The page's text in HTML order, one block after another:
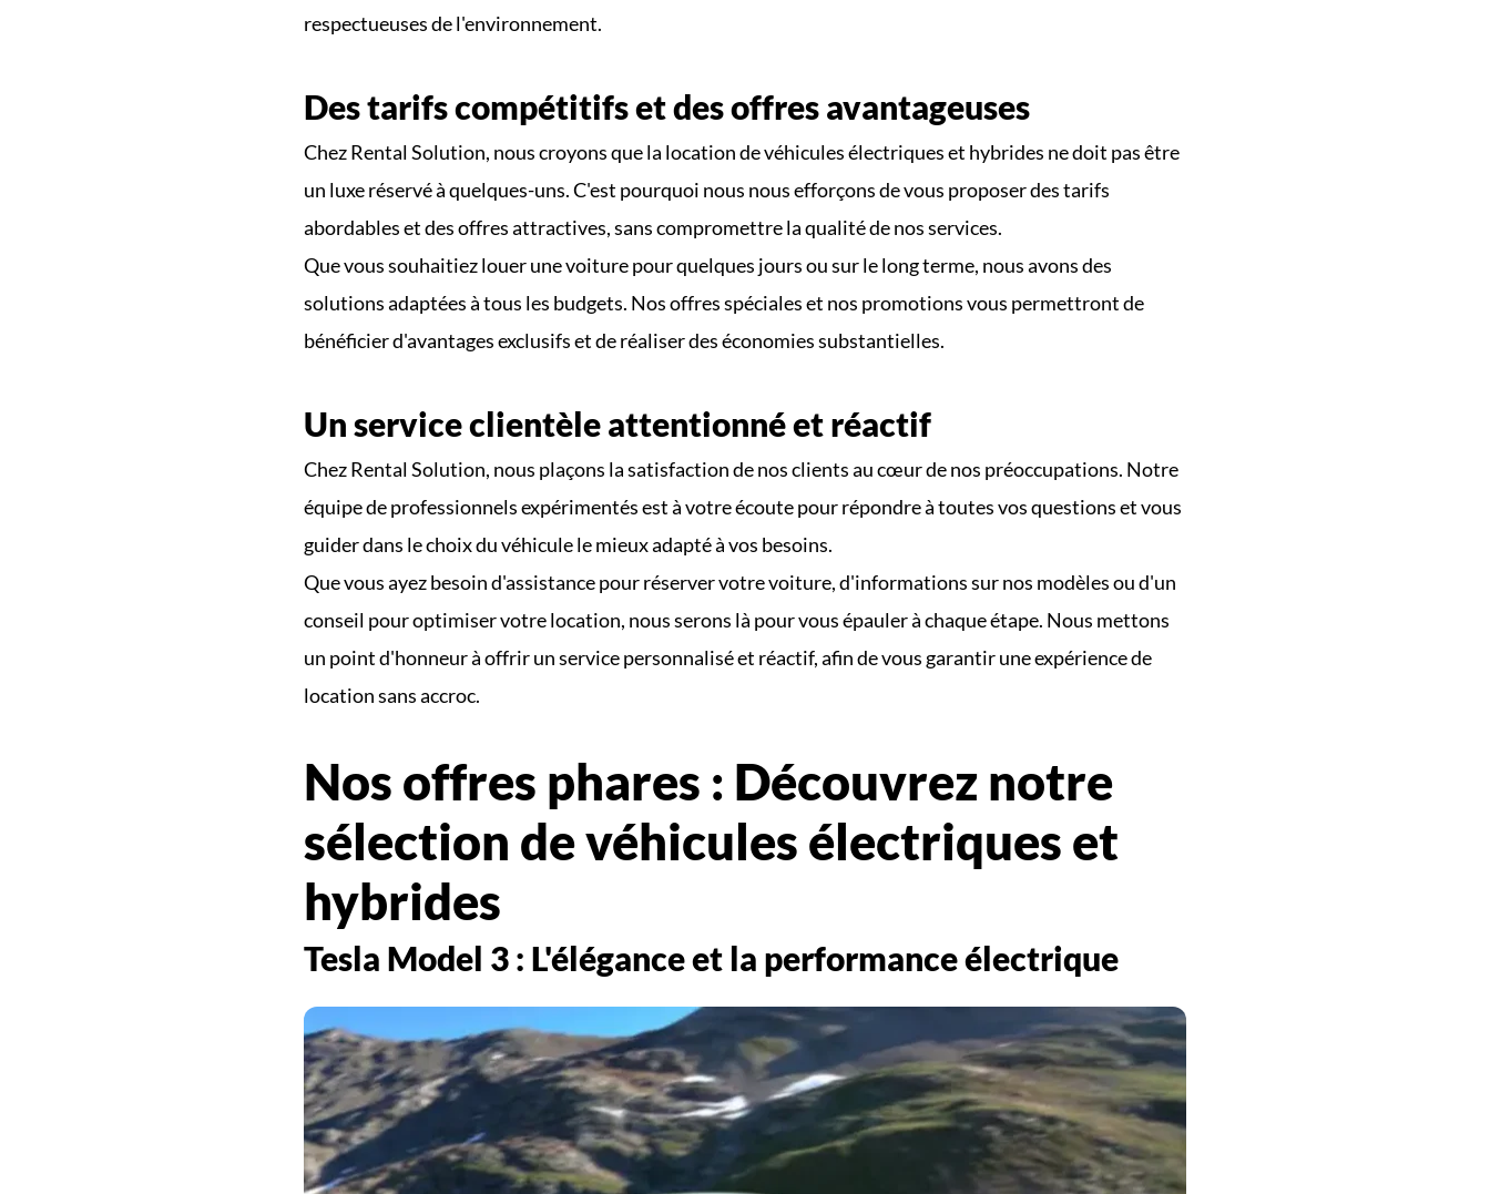
respectueuses de l'environnement.
Des tarifs compétitifs et des offres avantageuses
Chez Rental Solution, nous croyons que la location de véhicules électriques et hybrides ne doit pas être
un luxe réservé à quelques-uns. C'est pourquoi nous nous efforçons de vous proposer des tarifs
abordables et des offres attractives, sans compromettre la qualité de nos services.
Que vous souhaitiez louer une voiture pour quelques jours ou sur le long terme, nous avons des
solutions adaptées à tous les budgets. Nos offres spéciales et nos promotions vous permettront de
bénéficier d'avantages exclusifs et de réaliser des économies substantielles.
Un service clientèle attentionné et réactif
Chez Rental Solution, nous plaçons la satisfaction de nos clients au cœur de nos préoccupations. Notre
équipe de professionnels expérimentés est à votre écoute pour répondre à toutes vos questions et vous
guider dans le choix du véhicule le mieux adapté à vos besoins.
Que vous ayez besoin d'assistance pour réserver votre voiture, d'informations sur nos modèles ou d'un
conseil pour optimiser votre location, nous serons là pour vous épauler à chaque étape. Nous mettons
un point d'honneur à offrir un service personnalisé et réactif, afin de vous garantir une expérience de
location sans accroc.
Nos offres phares : Découvrez notre
sélection de véhicules électriques et
hybrides
Tesla Model 3 : L'élégance et la performance électrique